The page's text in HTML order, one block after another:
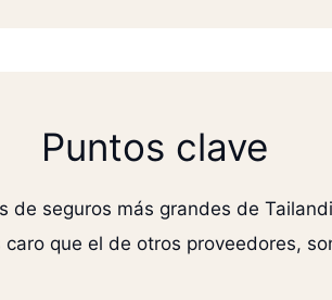
Puntos clave
de seguros más grandes de
que el de otros proveedores,